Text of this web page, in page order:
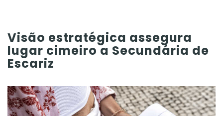
Visão estratégica assegura
lugar cimeiro a Secundária de
Escariz